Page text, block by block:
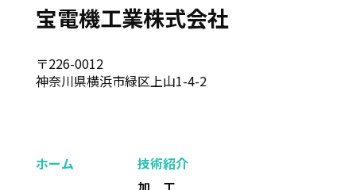
宝電機工業株式会社
〒226-0012
神奈川県横浜市緑区上山1-4-2
ホーム
技術紹介